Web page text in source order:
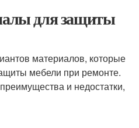
для защиты
материалов, которые
мебели при ремонте.
и недостатки,